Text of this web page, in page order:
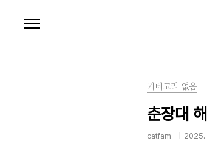
카테고리 없음
춘장대
catfam 2025.